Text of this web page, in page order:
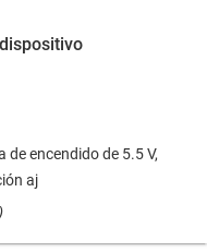
encendido de 5.5 V,
aj